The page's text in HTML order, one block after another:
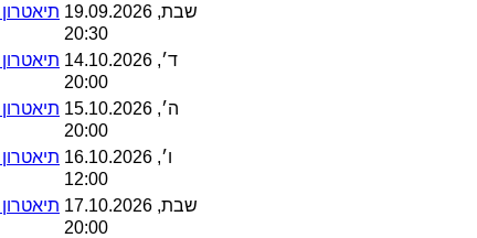
שבת, 19.09.2026
20:30
ד׳, 14.10.2026
20:00
ה׳, 15.10.2026
20:00
ו׳, 16.10.2026
12:00
שבת, 17.10.2026
20:00